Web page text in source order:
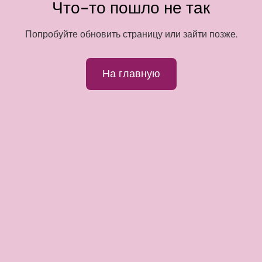
Что-то пошло не так
Попробуйте обновить страницу или зайти позже.
На главную